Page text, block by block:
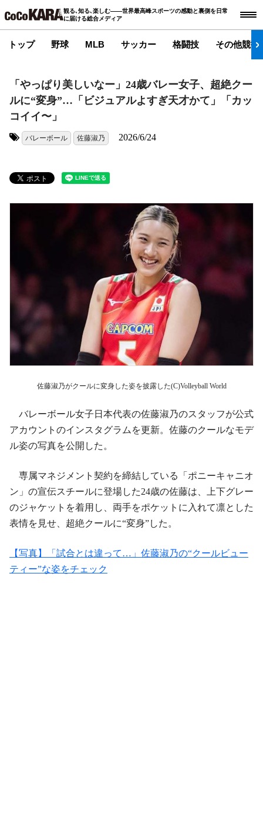
観る､知る､楽しむ――世界最高峰スポーツの感動と裏側を日常
に届ける総合メディア
トップ 野球 MLB サッカー 格闘技 その他競技
「やっぱり美しいなー」24歳バレー女子、超絶クー
ルに“変身”…「ビジュアルよすぎ天才かて」「カッ
コイイ〜」
バレーボール 佐藤淑乃 2026/6/24
佐藤淑乃がクールに変身した姿を披露した(C)Volleyball World
バレーボール女子日本代表の佐藤淑乃のスタッフが公式
アカウントのインスタグラムを更新。佐藤のクールなモデ
ル姿の写真を公開した。
専属マネジメント契約を締結している「ポニーキャニオ
ン」の宣伝スチールに登場した24歳の佐藤は、上下グレー
のジャケットを着用し、両手をポケットに入れて凛とした
表情を見せ、超絶クールに“変身”した。
【写真】「試合とは違って…」佐藤淑乃の“クールビュー
ティー”な姿をチェック